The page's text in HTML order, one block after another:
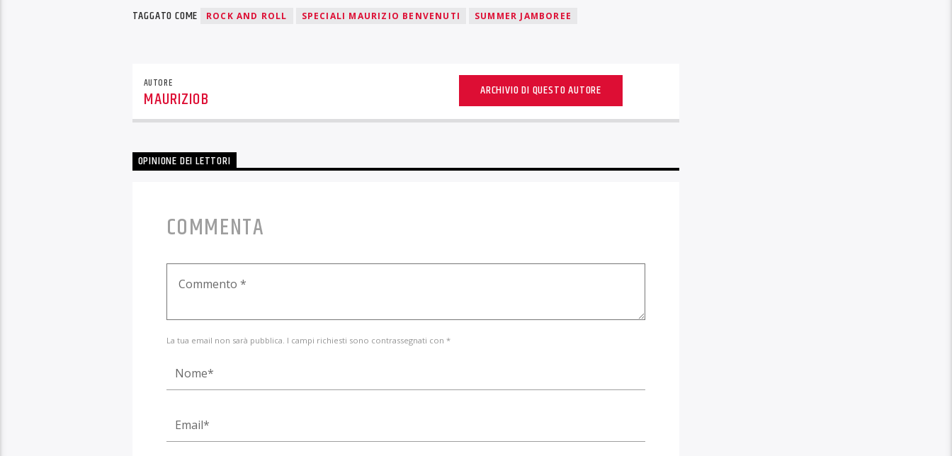
TAGGATO COME ROCK AND ROLL SPECIALI MAURIZIO BENVENUTI SUMMER JAMBOREE
AUTORE
MAURIZIOB ARCHIVIO DI QUESTO AUTORE
OPINIONE DEI LETTORI
COMMENTA
La tua email non sarà pubblica. I campi richiesti sono contrassegnati con *